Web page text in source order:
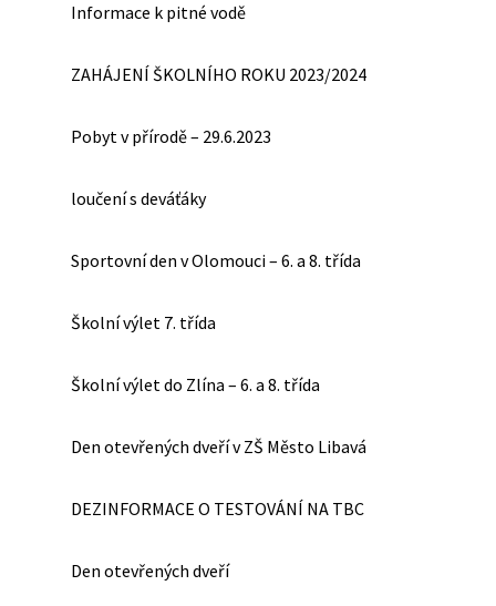
Informace k pitné vodě
ZAHÁJENÍ ŠKOLNÍHO ROKU 2023/2024
Pobyt v přírodě – 29.6.2023
loučení s deváťáky
Sportovní den v Olomouci – 6. a 8. třída
Školní výlet 7. třída
Školní výlet do Zlína – 6. a 8. třída
Den otevřených dveří v ZŠ Město Libavá
DEZINFORMACE O TESTOVÁNÍ NA TBC
Den otevřených dveří